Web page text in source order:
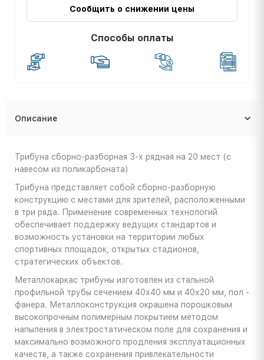
Сообщить о снижении цены
Способы оплаты
Описание
Трибуна сборно-разборная 3-х рядная на 20 мест (с
навесом из поликарбоната)
Трибуна представляет собой сборно-разборную
конструкцию с местами для зрителей, расположенными
в три ряда. Применение современных технологий
обеспечивает поддержку ведущих стандартов и
возможность установки на территории любых
спортивных площадок, открытых стадионов,
стратегических объектов.
Металлокаркас трибуны изготовлен из стальной
профильной трубы сечением 40х40 мм и 40х20 мм, пол -
фанера. Металлоконструкция окрашена порошковым
высокопрочным полимерным покрытием методом
напыления в электростатическом поле для сохранения и
максимально возможного продления эксплуатационных
качеств, а также сохранения привлекательности